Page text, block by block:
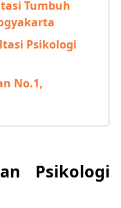
Tumbuh
Psikologi
No.1,
Psikologi